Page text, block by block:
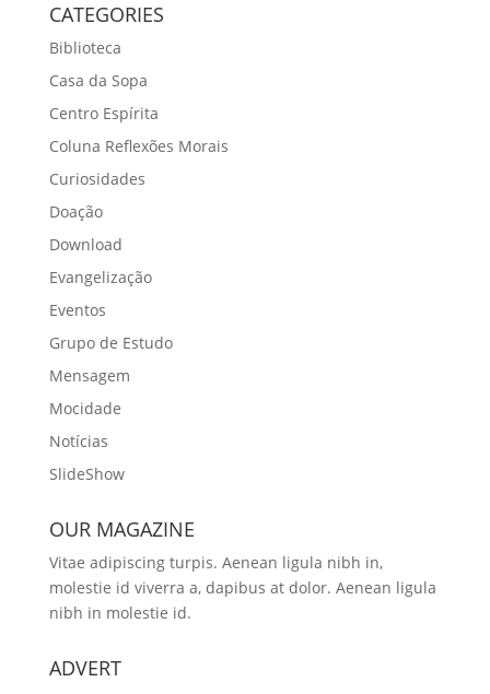
CATEGORIES
Biblioteca
Casa da Sopa
Centro Espírita
Coluna Reflexões Morais
Curiosidades
Doação
Download
Evangelização
Eventos
Grupo de Estudo
Mensagem
Mocidade
Notícias
SlideShow
OUR MAGAZINE
Vitae adipiscing turpis. Aenean ligula nibh in,
molestie id viverra a, dapibus at dolor. Aenean ligula
nibh in molestie id.
ADVERT